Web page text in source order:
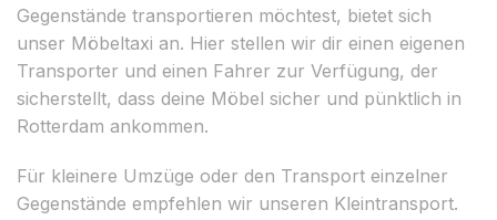
Gegenstände transportieren möchtest, bietet sich
unser Möbeltaxi an. Hier stellen wir dir einen eigenen
Transporter und einen Fahrer zur Verfügung, der
sicherstellt, dass deine Möbel sicher und pünktlich in
Rotterdam ankommen.
Für kleinere Umzüge oder den Transport einzelner
Gegenstände empfehlen wir unseren Kleintransport.